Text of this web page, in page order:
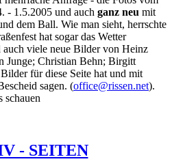
- 1.5.2005 und auch ganz neu mit
dem Ball. Wie man sieht, herrschte
hat sogar das Wetter
auch viele neue Bilder von Heinz
Junge; Christian Behn; Birgitt
für diese Seite hat und mit
sagen. (office@rissen.net).
schauen
- SEITEN